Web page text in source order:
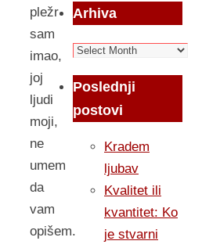
pležr
sam
imao,
joj
ljudi
moji,
ne
umem
da
vam
opišem.
Arhiva
Arhiva
Poslednji
postovi
Kradem
ljubav
Kvalitet ili
kvantitet: Ko
je stvarni